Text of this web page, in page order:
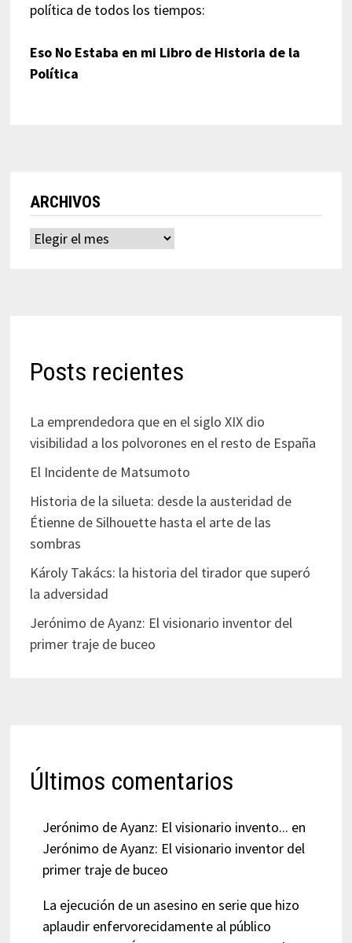
política de todos los tiempos:
Eso No Estaba en mi Libro de Historia de la
Política
ARCHIVOS
Archivos
Posts recientes
La emprendedora que en el siglo XIX dio
visibilidad a los polvorones en el resto de España
El Incidente de Matsumoto
Historia de la silueta: desde la austeridad de
Étienne de Silhouette hasta el arte de las
sombras
Károly Takács: la historia del tirador que superó
la adversidad
Jerónimo de Ayanz: El visionario inventor del
primer traje de buceo
Últimos comentarios
Jerónimo de Ayanz: El visionario invento... en
Jerónimo de Ayanz: El visionario inventor del
primer traje de buceo
La ejecución de un asesino en serie que hizo
aplaudir enfervorecidamente al público